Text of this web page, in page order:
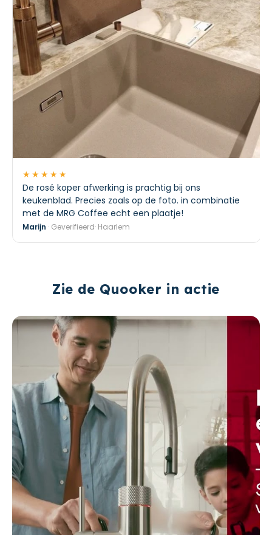
★★★★★
De rosé koper afwerking is prachtig bij ons
keukenblad. Precies zoals op de foto. in combinatie
met de MRG Coffee echt een plaatje!
Marijn · Geverifieerd· Haarlem
Zie de Quooker in actie